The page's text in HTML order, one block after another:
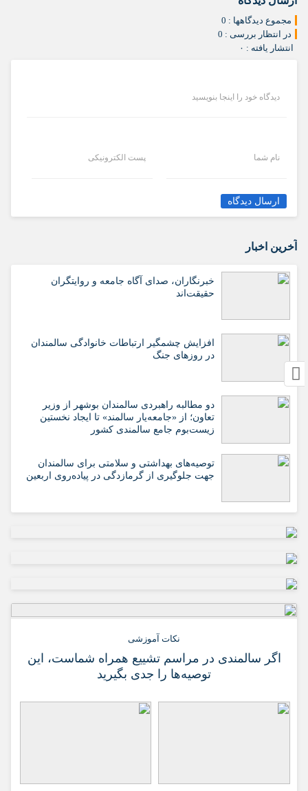
مجموع دیدگاهها : 0
در انتظار بررسی : 0
انتشار یافته : ۰
دیدگاه خود را اینجا بنویسید
نام شما پست الکترونیکی
ارسال دیدگاه
آخرین اخبار
خبرنگاران، صدای آگاه جامعه و روایتگران
حقیقت‌اند
افزایش چشمگیر ارتباطات خانوادگی سالمندان
در روزهای جنگ
دو مطالبه راهبردی سالمندان بوشهر از وزیر
تعاون؛ از «جامعه‌یار سالمند» تا ایجاد نخستین
زیست‌بوم جامع سالمندی کشور
️توصیه‌های بهداشتی و سلامتی برای سالمندان
جهت جلوگیری از گرمازدگی در پیاده‌روی اربعین
نکات آموزشی
اگر سالمندی در مراسم تشییع همراه شماست، این
توصیه‌ها را جدی بگیرید